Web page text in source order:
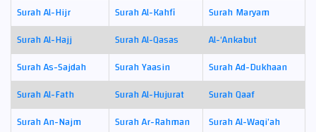
Surah Al-Hijr
Surah Al-Kahfi
Surah Maryam
Surah Al-Hajj
Surah Al-Qasas
Al-‘Ankabut
Surah As-Sajdah
Surah Yaasin
Surah Ad-Dukhaan
Surah Al-Fath
Surah Al-Hujurat
Surah Qaaf
Surah An-Najm
Surah Ar-Rahman
Surah Al-Waqi’ah